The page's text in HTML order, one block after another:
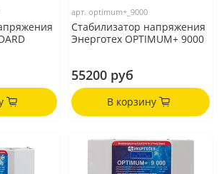
арт.optimum+_9000
Стабилизатор напряжения
Энерготех OPTIMUM+ 9000
55200 руб
В корзину